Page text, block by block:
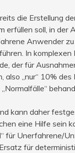
die Erstellung
erfüllen soll, in der
Anwender
In komplexen
der für
also „nur“ 10% des
kann daher
eine Hilfe sein
für Unerfahrene/
für